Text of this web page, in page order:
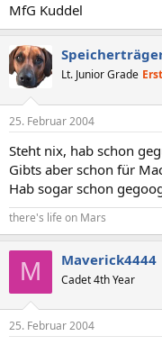
MfG Kuddel
Lt. Junior Grade
25. Februar 2004
Steht nix, hab schon
Gibts aber schon für
Hab sogar schon
there's life on Mars
M Maverick4444
Cadet 4th Year
25. Februar 2004